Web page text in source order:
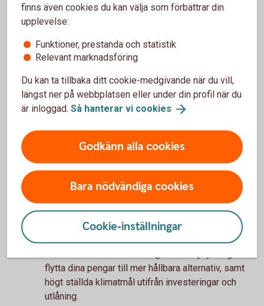
Det handlar bland annat om styrelsens ansvar
och sammansättning, ledning och företagskultur,
ersättning till ledning och anställda.
Andra delar är riskhantering, efterlevnad och
transparens av skatteregler, samt bekämpning av
korruption och mutor.
Så jobbar vi med ESG
Miljö (E)
Vid en analys av hur ett bolags verksamhet
påverkar miljön så tittar man på flera aspekter. Vi
flytta dina pengar till mer hållbara alternativ, samt
högt ställda klimatmål utifrån investeringar och
utlåning.
finns även cookies du kan välja som förbättrar din
upplevelse:
Funktioner, prestanda och statistik
Relevant marknadsföring
Du kan ta tillbaka ditt cookie-medgivande när du vill,
längst ner på webbplatsen eller under din profil när du
är inloggad. Så hanterar vi cookies
Godkänn alla cookies
Bara nödvändiga cookies
Cookie-inställningar